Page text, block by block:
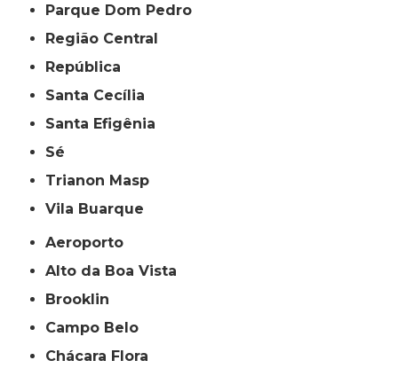
Parque Dom Pedro
Região Central
República
Santa Cecília
Santa Efigênia
Sé
Trianon Masp
Vila Buarque
Aeroporto
Alto da Boa Vista
Brooklin
Campo Belo
Chácara Flora